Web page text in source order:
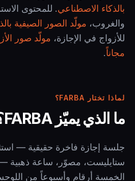
بالذكاء الاصطناعي. للمحتوى
والغروب، مولّد الصور الصيفية
للأزواج في الإجازة، مولّد صور
مجاناً.
لماذا تختار FARBA؟
ما الذي يميّز FARBA؟
جلسة إجازة فاخرة حقيقية —
ستايليست، مصوّر، ساعة ذهبية —